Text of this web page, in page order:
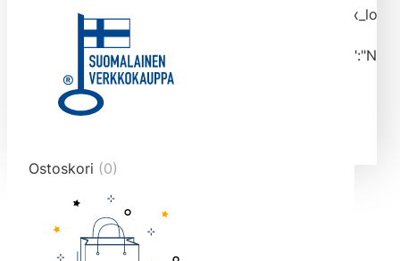
tmlmvi","meta_query":
data-original-query-vars="[]" data-page="1"
data-max-pages="4509" data-start="1" data-
end="10">
Ostoskori (0)